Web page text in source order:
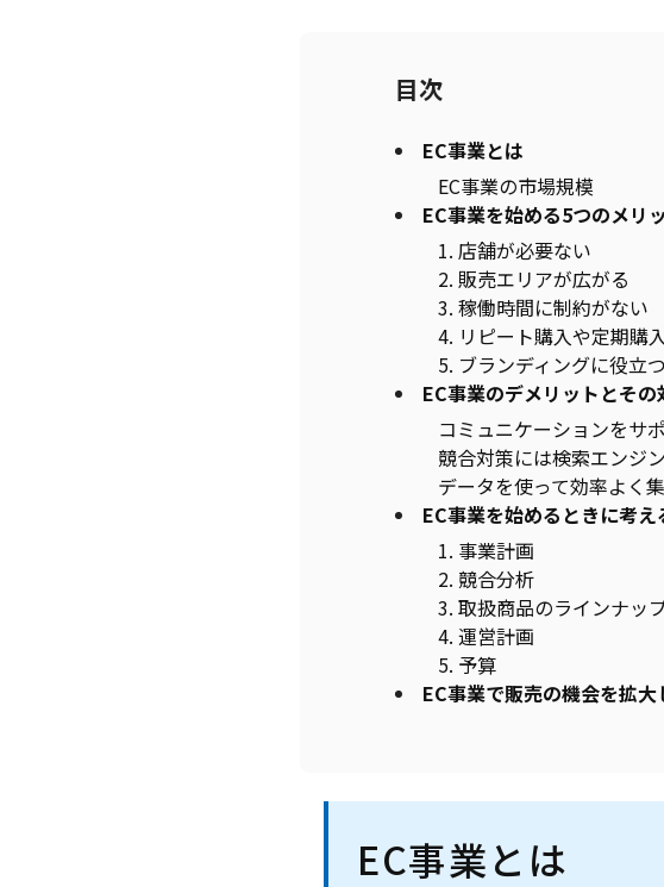
目次
EC事業とは
EC事業の市場規模
EC事業を始める5つのメリ
1. 店舗が必要ない
2. 販売エリアが広がる
3. 稼働時間に制約がない
4. リピート購入や定期購
5. ブランディングに役立つ
EC事業のデメリットとその
コミュニケーションをサ
競合対策には検索エンジ
データを使って効率よく
EC事業を始めるときに考え
1. 事業計画
2. 競合分析
3. 取扱商品のラインナッ
4. 運営計画
5. 予算
EC事業で販売の機会を拡大
EC事業とは